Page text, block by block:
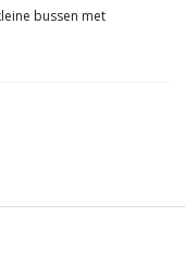
bussen met